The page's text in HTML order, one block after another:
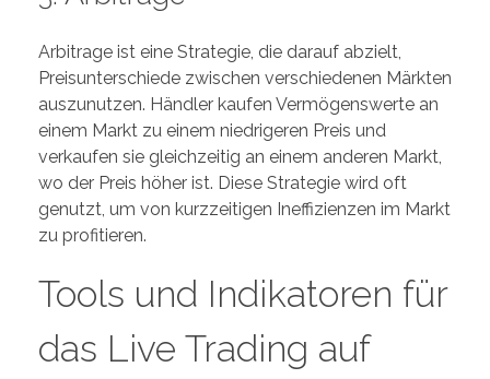
Arbitrage ist eine Strategie, die darauf abzielt,
Preisunterschiede zwischen verschiedenen Märkten
auszunutzen. Händler kaufen Vermögenswerte an
einem Markt zu einem niedrigeren Preis und
verkaufen sie gleichzeitig an einem anderen Markt,
wo der Preis höher ist. Diese Strategie wird oft
genutzt, um von kurzzeitigen Ineffizienzen im Markt
zu profitieren.
Tools und Indikatoren für
das Live Trading auf